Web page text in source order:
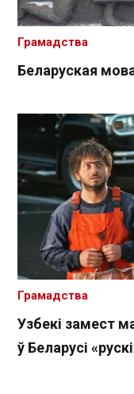
Беларуская
Грамадства
Узбекі замест
ў Беларусі
Грамадства